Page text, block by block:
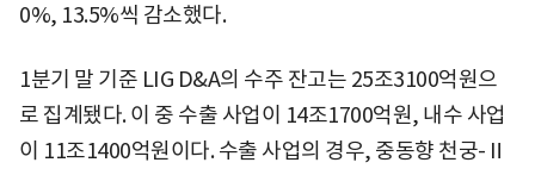
0%, 13.5%씩 감소했다.
1분기 말 기준 LIG D&A의 수주 잔고는 25조3100억원으
로 집계됐다. 이 중 수출 사업이 14조1700억원, 내수 사업
이 11조1400억원이다. 수출 사업의 경우, 중동향 천궁-Ⅱ